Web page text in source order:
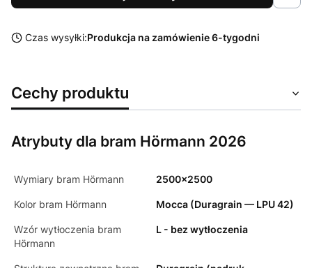
Czas wysyłki:Produkcja na zamówienie 6-tygodni
Cechy produktu
Atrybuty dla bram Hörmann 2026
Wymiary bram Hörmann 2500x2500
Kolor bram Hörmann Mocca (Duragrain — LPU 42)
Wzór wytłoczenia bram
Hörmann
L - bez wytłoczenia